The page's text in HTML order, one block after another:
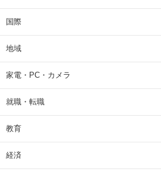
国際
地域
家電・PC・カメラ
就職・転職
教育
経済